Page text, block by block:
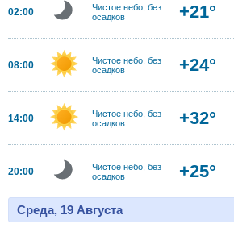
02:00
Чистое небо, без
осадков
+21°
08:00
Чистое небо, без
осадков
+24°
14:00
Чистое небо, без
осадков
+32°
20:00
Чистое небо, без
осадков
+25°
Среда, 19 Августа